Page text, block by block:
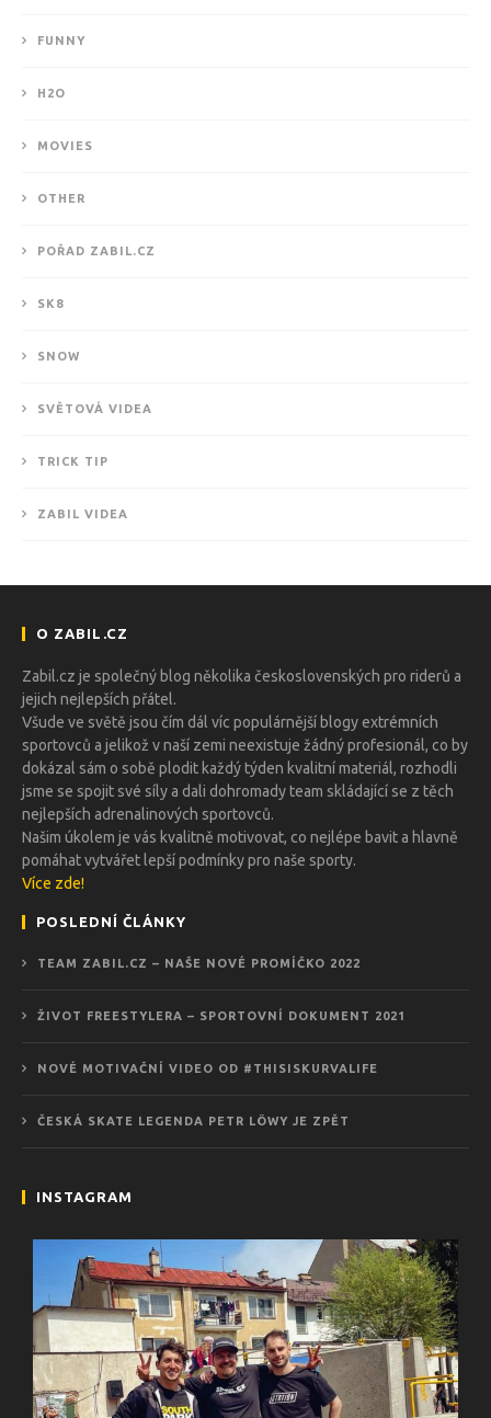
FUNNY
H2O
MOVIES
OTHER
POŘAD ZABIL.CZ
SK8
SNOW
SVĚTOVÁ VIDEA
TRICK TIP
ZABIL VIDEA
O ZABIL.CZ
Zabil.cz je společný blog několika československých pro riderů a
jejich nejlepších přátel.
Všude ve světě jsou čím dál víc populárnější blogy extrémních
sportovců a jelikož v naší zemi neexistuje žádný profesionál, co by
dokázal sám o sobě plodit každý týden kvalitní materiál, rozhodli
jsme se spojit své síly a dali dohromady team skládající se z těch
nejlepších adrenalinových sportovců.
Našim úkolem je vás kvalitně motivovat, co nejlépe bavit a hlavně
pomáhat vytvářet lepší podmínky pro naše sporty.
Více zde!
POSLEDNÍ ČLÁNKY
TEAM ZABIL.CZ – NAŠE NOVÉ PROMÍČKO 2022
ŽIVOT FREESTYLERA – SPORTOVNÍ DOKUMENT 2021
NOVÉ MOTIVAČNÍ VIDEO OD #THISISKURVALIFE
ČESKÁ SKATE LEGENDA PETR LÖWY JE ZPĚT
INSTAGRAM